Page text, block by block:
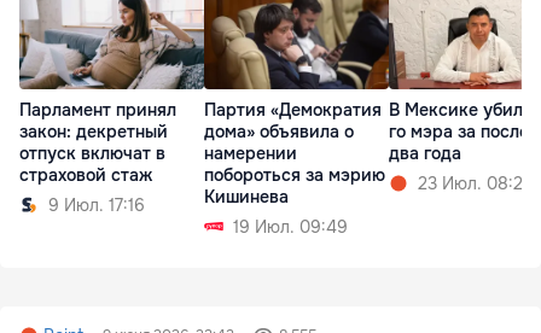
Парламент принял
закон: декретный
отпуск включат в
страховой стаж
9 Июл. 17:16
Партия «Демократия
дома» объявила о
намерении
побороться за мэрию
Кишинева
19 Июл. 09:49
В Мексике убили
го мэра за
два года
23 Июл. 08:20